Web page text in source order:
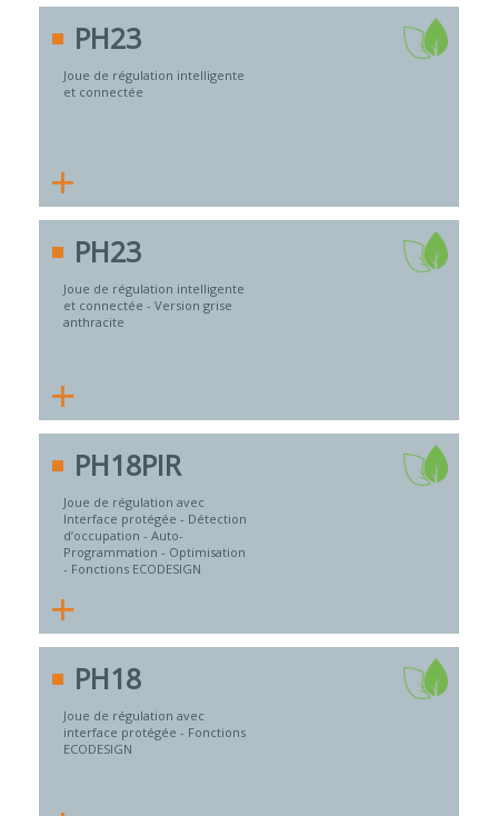
PH23
Joue de régulation intelligente
et connectée
+
PH23
Joue de régulation intelligente
et connectée - Version grise
anthracite
+
PH18PIR
Joue de régulation avec
Interface protégée - Détection
d’occupation - Auto-
Programmation - Optimisation
- Fonctions ECODESIGN
+
PH18
Joue de régulation avec
interface protégée - Fonctions
ECODESIGN